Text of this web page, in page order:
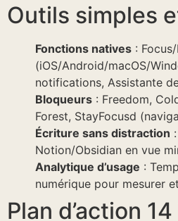
Outils simples
Fonctions natives :
(iOS/Android/macOS/
notifications, Assistante
Bloqueurs : Freedom,
Forest, StayFocusd
Écriture sans distraction
Notion/Obsidian en vue
Analytique d’usage :
numérique pour mesurer
Plan d’action